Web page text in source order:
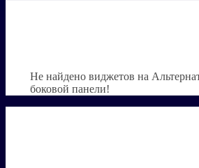
Не найдено виджетов на
боковой панели!